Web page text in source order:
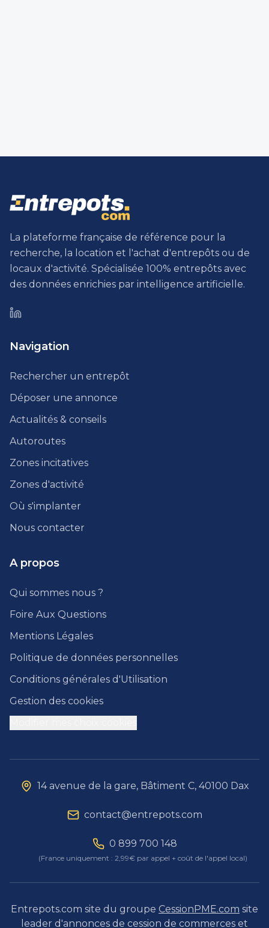
La plateforme française de référence pour la
recherche, la location et l'achat d'entrepôts ou de
locaux d'activité. Spécialisée 100% entrepôts avec
des données enrichies par intelligence artificielle.
Navigation
Rechercher un entrepôt
Déposer une annonce
Actualités & conseils
Autoroutes
Zones incitatives
Zones d'activité
Où s'implanter
Nous contacter
A propos
Qui sommes nous ?
Foire Aux Questions
Mentions Légales
Politique de données personnelles
Conditions générales d'Utilisation
Gestion des cookies
14 avenue de la gare, Bâtiment C, 40100 Dax
contact@entrepots.com
0 899 700 148
(France uniquement : 2,99€ par appel + coût de l'appel local)
Entrepots.com site du groupe CessionPME.com site
leader d'annonces de cession de commerces et